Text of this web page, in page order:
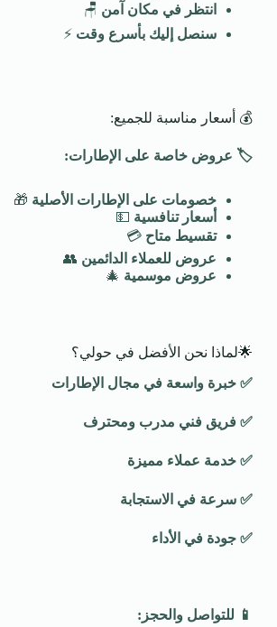
انتظر في مكان آمن 🪑
سنصل إليك بأسرع وقت ⚡
💰 أسعار مناسبة للجميع:
🏷️ عروض خاصة على الإطارات:
خصومات على الإطارات الأصلية 🎁
أسعار تنافسية 💵
تقسيط متاح 💳
عروض للعملاء الدائمين 👥
عروض موسمية 🎄
🌟لماذا نحن الأفضل في حولي؟
✅ خبرة واسعة في مجال الإطارات
✅ فريق فني مدرب ومحترف
✅ خدمة عملاء مميزة
✅ سرعة في الاستجابة
✅ جودة في الأداء
📱 للتواصل والحجز :